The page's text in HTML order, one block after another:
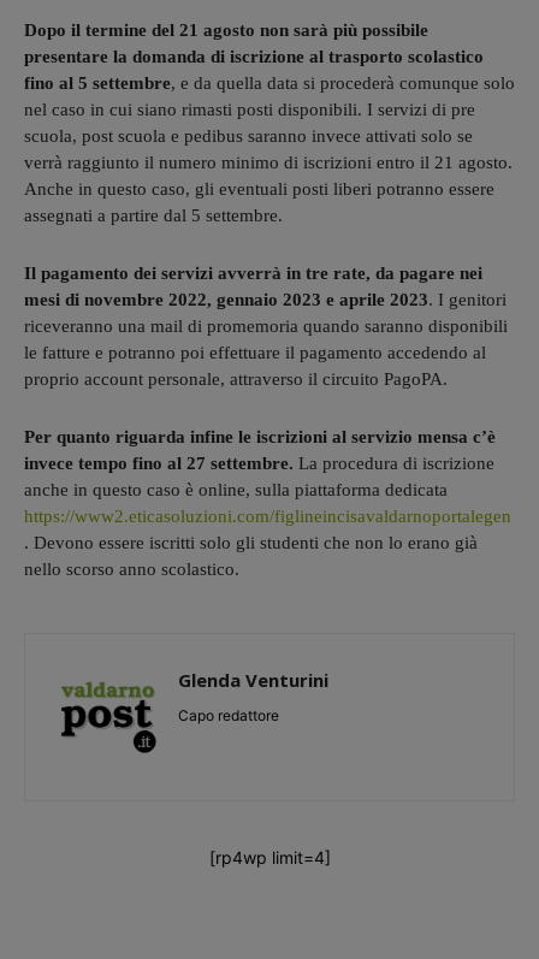
Dopo il termine del 21 agosto non sarà più possibile
presentare la domanda di iscrizione al trasporto scolastico
fino al 5 settembre, e da quella data si procederà comunque solo
nel caso in cui siano rimasti posti disponibili. I servizi di pre
scuola, post scuola e pedibus saranno invece attivati solo se
verrà raggiunto il numero minimo di iscrizioni entro il 21 agosto.
Anche in questo caso, gli eventuali posti liberi potranno essere
assegnati a partire dal 5 settembre.
Il pagamento dei servizi avverrà in tre rate, da pagare nei
mesi di novembre 2022, gennaio 2023 e aprile 2023. I genitori
riceveranno una mail di promemoria quando saranno disponibili
le fatture e potranno poi effettuare il pagamento accedendo al
proprio account personale, attraverso il circuito PagoPA.
Per quanto riguarda infine le iscrizioni al servizio mensa c’è
invece tempo fino al 27 settembre. La procedura di iscrizione
anche in questo caso è online, sulla piattaforma dedicata
https://www2.eticasoluzioni.com/figlineincisavaldarnoportalegen
. Devono essere iscritti solo gli studenti che non lo erano già
nello scorso anno scolastico.
Glenda Venturini
Capo redattore
[rp4wp limit=4]